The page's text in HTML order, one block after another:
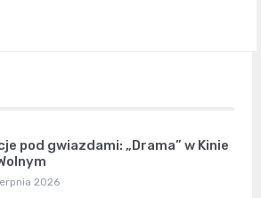
pod gwiazdami: „Drama” w Kinie
2026